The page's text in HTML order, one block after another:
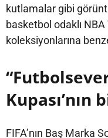
kutlamalar gibi
basketbol odaklı
koleksiyonlarına
Kupası’nın
FIFA’nın Baş Marka